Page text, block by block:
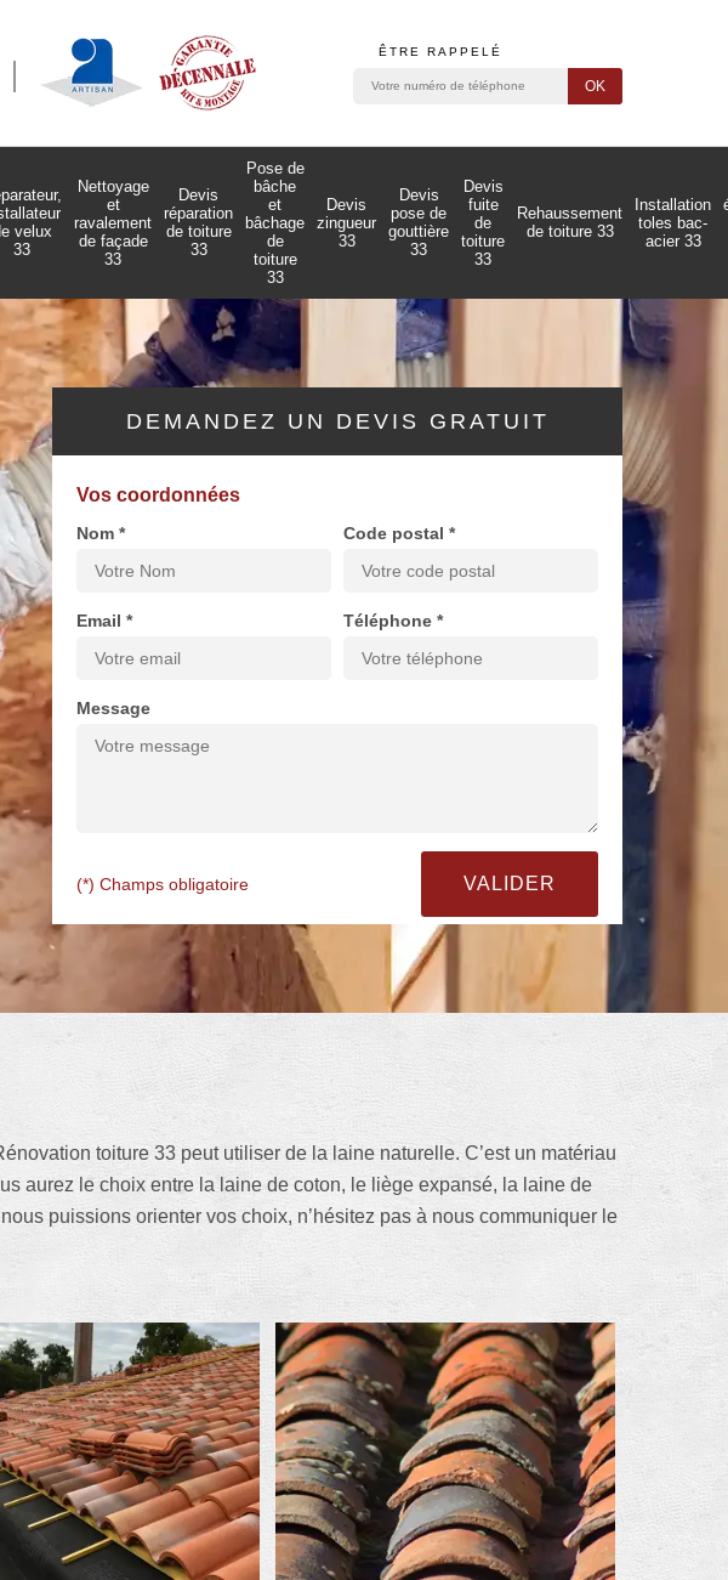
ÊTRE RAPPELÉ
velux
33
Nettoyage
et
ravalement
de façade
33
Devis
réparation
de toiture
33
Pose de
bâche
et
bâchage
de
toiture
33
Devis
zingueur
33
Devis
pose de
gouttière
33
Devis
fuite
de
toiture
33
Rehaussement
de toiture 33
Installation
toles bac-
acier 33
DEMANDEZ UN DEVIS GRATUIT
Vos coordonnées
Nom * Code postal *
Email * Téléphone *
Message
(*) Champs obligatoire
toiture 33 peut utiliser de la laine naturelle. C’est un matériau
aurez le choix entre la laine de coton, le liège expansé, la laine de
puissions orienter vos choix, n’hésitez pas à nous communiquer le